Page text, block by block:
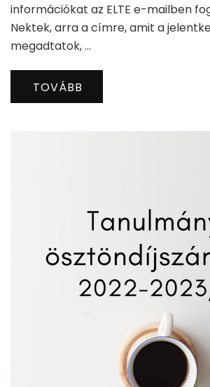
információkat az ELTE e-mailben
Nektek, arra a címre, amit a
megadtatok, …
TOVÁBB